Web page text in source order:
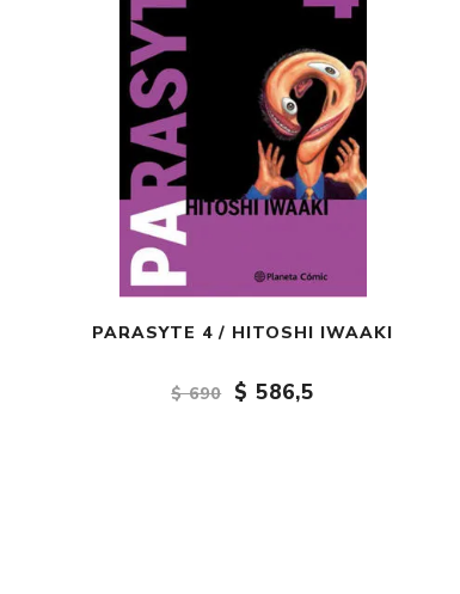
PARASYTE 4 / HITOSHI IWAAKI
$ 690 $ 586,5